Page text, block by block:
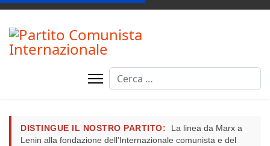
Cerca
DISTINGUE IL NOSTRO PARTITO:
La linea da Marx a
Lenin alla fondazione dell’Internazionale comunista e del